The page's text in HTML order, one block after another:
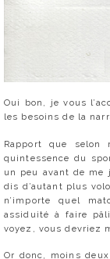
Oui bon, je vous
les besoins de la
Rapport que
quintessence du
un peu avant de me
dis d’autant plus
n’importe quel
assiduité à faire
voyez, vous devriez
Or donc, moins